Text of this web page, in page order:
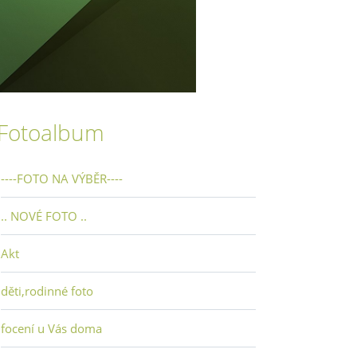
----FOTO NA VÝBĚR----
.. NOVÉ FOTO ..
Akt
děti,rodinné foto
focení u Vás doma